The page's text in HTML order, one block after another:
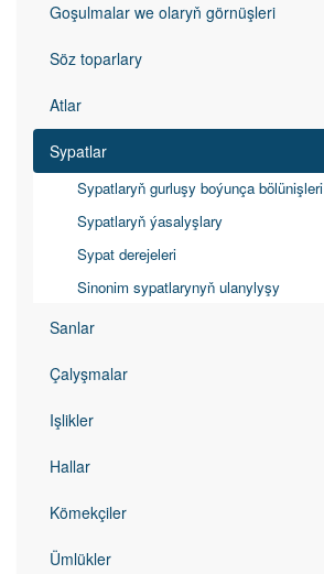
Goşulmalar we olaryň görnüşleri
Söz toparlary
Atlar
Sypatlar
Sypatlaryň gurluşy boýunça bölünişleri
Sypatlaryň ýasalyşlary
Sypat derejeleri
Sinonim sypatlarynyň ulanylyşy
Sanlar
Çalyşmalar
Işlikler
Hallar
Kömekçiler
Ümlükler